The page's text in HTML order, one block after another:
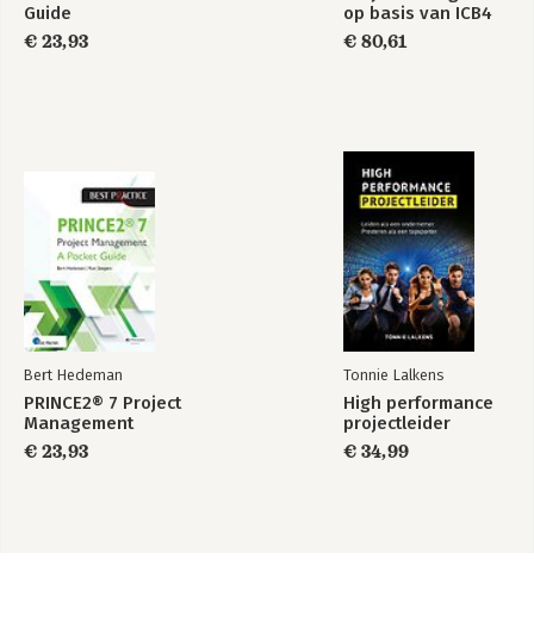
Guide
€ 23,93
op basis van ICB4
€ 80,61
Bert Hedeman
PRINCE2® 7 Project
Management
€ 23,93
Tonnie Lalkens
High performance
projectleider
€ 34,99